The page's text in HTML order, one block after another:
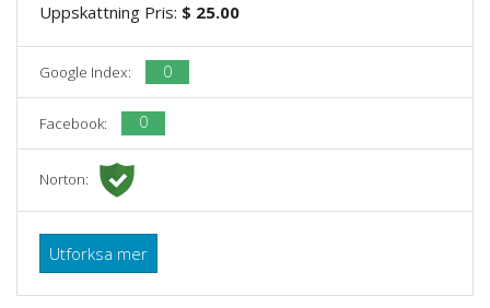
Uppskattning Pris: $ 25.00
Google Index: 0
Facebook: 0
Norton:
Utforksa mer